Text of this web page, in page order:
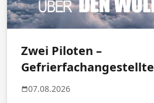
Zwei Piloten –
Gefrierfachangestellte
07.08.2026